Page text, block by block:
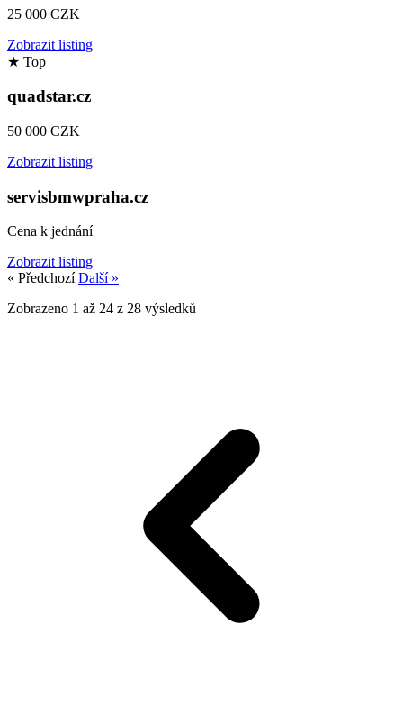
25 000 CZK
Zobrazit listing
★ Top
quadstar.cz
50 000 CZK
Zobrazit listing
servisbmwpraha.cz
Cena k jednání
Zobrazit listing
« PředchozíDalší »
Zobrazeno 1 až 24 z 28 výsledků